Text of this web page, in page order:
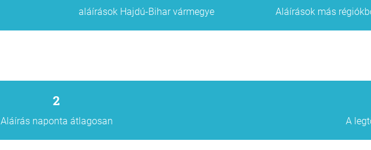
aláírások Hajdú-Bihar vármegye Aláírások más
2
Aláírás naponta átlagosan A